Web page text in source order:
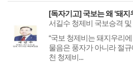
서길수 청제비 국보승격
“국보 청제비는 돼지우리
물음은 풍자가 아니라 절
천 청제비...